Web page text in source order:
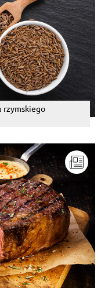
rzymskiego